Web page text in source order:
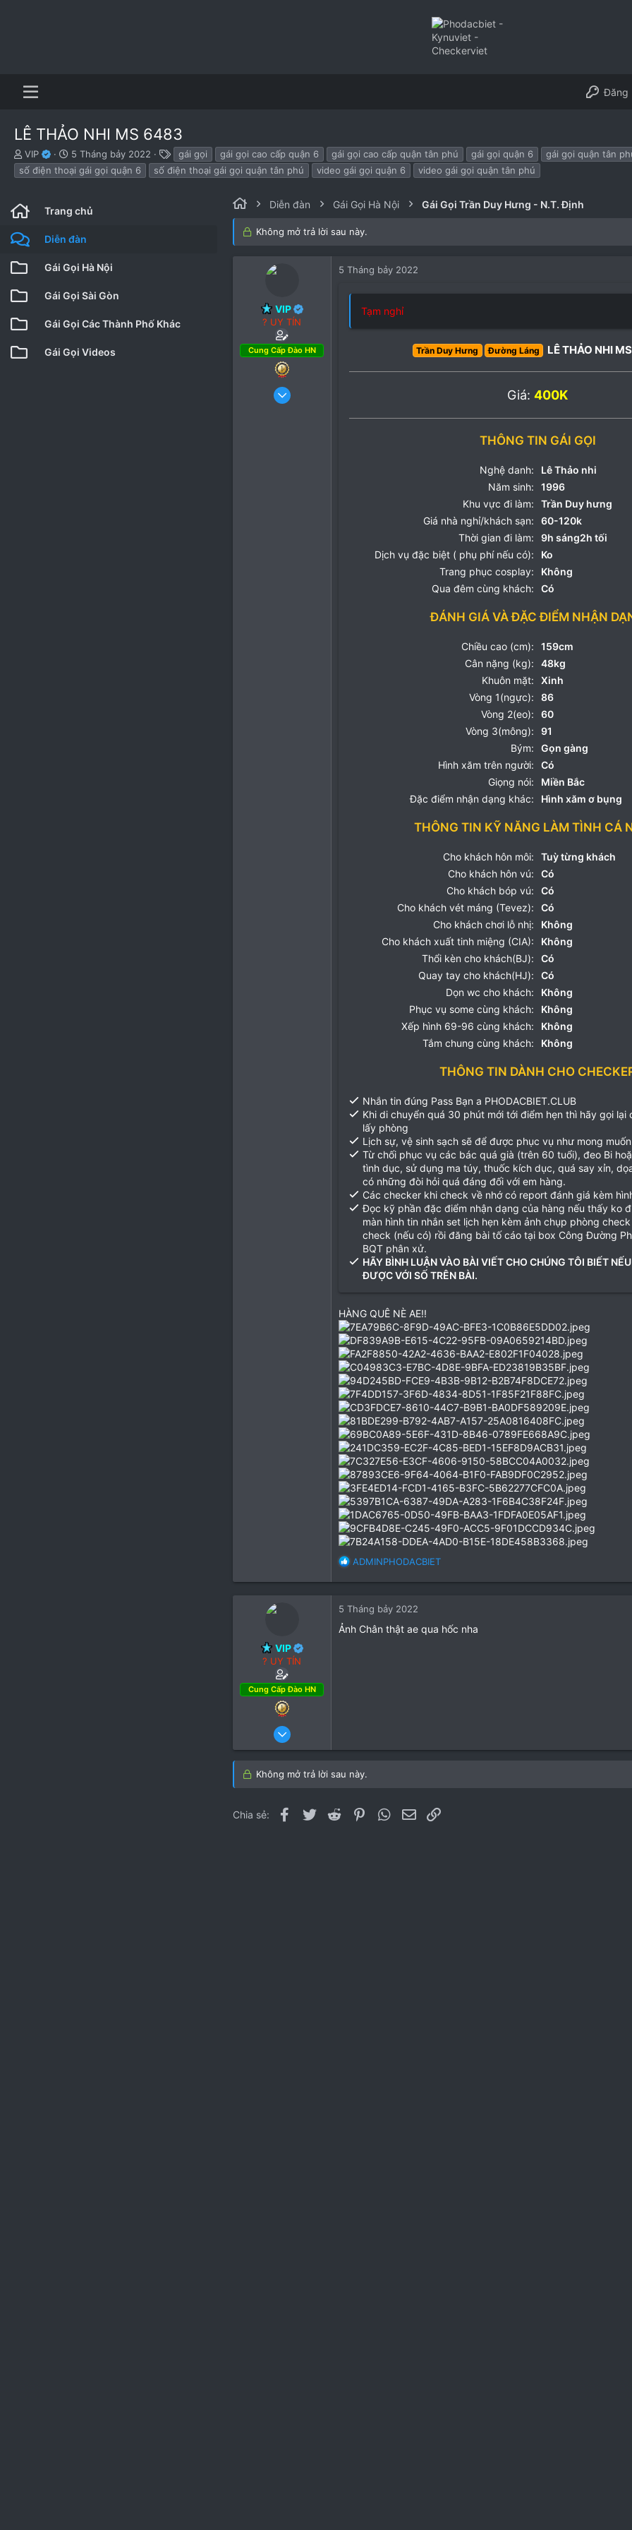
Đăng
LÊ THẢO NHI MS 6483
B
ắ
t
ầ
u
VIP
N
g
à
ắ
đ
u
5 Tháng bảy 2022
h
ẻ
gái gọi gái gọi cao cấp quận 6 gái gọi cao cấp quận tân phú gái gọi quận 6
gái gọi quận tân
số điện thoại gái gọi quận 6
số điện thoại gái gọi quận tân phú video gái gọi quận 6 video gái gọi quận tân phú
Trang chủ
Diễn đàn
Gái Gọi Hà Nội
Gái Gọi Sài Gòn
Gái Gọi Các Thành Phố Khác
Gái Gọi Videos
Diễn đàn Gái Gọi Hà Nội Gái Gọi Trần Duy Hưng - N.T. Định
Không mở trả lời sau này.
VIP
? UY TÍN
Cung Cấp Đào HN
5 Tháng bảy 2022
Tạm nghỉ
Trần Duy Hưng Đường Láng LÊ THẢO NHI
Giá: 400K
THÔNG TIN GÁI GỌI
Nghệ danh:
Lê Thảo nhi
Năm sinh:
1996
Khu vực đi làm:
Trần Duy hưng
Giá nhà nghỉ/khách sạn:
60-120k
Thời gian đi làm:
9h sáng2h tối
Dịch vụ đặc biệt ( phụ phí nếu có):
Ko
Trang phục cosplay:
Không
Qua đêm cùng khách:
Có
ĐÁNH GIÁ VÀ ĐẶC ĐIỂM NHẬN
Chiều cao (cm):
159cm
Cân nặng (kg):
48kg
Khuôn mặt:
Xinh
Vòng 1(ngực):
86
Vòng 2(eo):
60
Vòng 3(mông):
91
Bým:
Gọn gàng
Hình xăm trên người:
Có
Giọng nói:
Miền Bắc
Đặc điểm nhận dạng khác:
Hình xăm ơ bụng
THÔNG TIN KỸ NĂNG LÀM TÌNH CÁ
Cho khách hôn môi:
Tuỳ từng khách
Cho khách hôn vú:
Có
Cho khách bóp vú:
Có
Cho khách vét máng (Tevez):
Có
Cho khách chơi lỗ nhị:
Không
Cho khách xuất tinh miệng (CIA):
Không
Thổi kèn cho khách(BJ):
Có
Quay tay cho khách(HJ):
Có
Dọn wc cho khách:
Không
Phục vụ some cùng khách:
Không
Xếp hình 69-96 cùng khách:
Không
Tắm chung cùng khách:
Không
THÔNG TIN DÀNH CHO
Nhắn tin đúng Pass Bạn a PHODACBIET.CLUB
Khi di chuyển quá 30 phút mới tới điểm hẹn thì hãy gọi lại
lấy phòng
Lịch sự, vệ sinh sạch sẽ để được phục vụ như mong
Từ chối phục vụ các bác quá già (trên 60 tuổi), đeo Bi
tình dục, sử dụng ma túy, thuốc kích dục, quá say xỉn,
có những đòi hỏi quá đáng đối với em hàng.
Các checker khi check về nhớ có report đánh giá kèm
Đọc kỹ phần đặc điểm nhận dạng của hàng nếu thấy ko
màn hình tin nhắn set lịch hẹn kèm ảnh chụp phòng
check (nếu có) rồi đăng bài tố cáo tại box Công Đường
BQT phân xử.
HÃY BÌNH LUẬN VÀO BÀI VIẾT CHO CHÚNG TÔI BIẾT
ĐƯỢC VỚI SỐ TRÊN BÀI.
HÀNG QUÊ NÈ AE!!
R
t
i
ADMINPHODACBIET
VIP
? UY TÍN
Cung Cấp Đào HN
5 Tháng bảy 2022
Ảnh Chân thật ae qua hốc nha
Không mở trả lời sau này.
Chia sẻ: Facebook
Twitter Reddit PinterestWhatsApp
Email